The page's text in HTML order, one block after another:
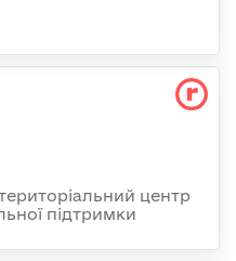
центр
підтримки